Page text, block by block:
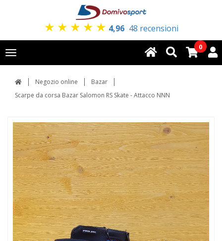
★ ★ ★ ★ ★ 4,96 48 recensioni
Toggle
navigation
0
Negozio online
Bazar
Scarpe da corsa Bazar Salomon RS Skate - Attacco NNN